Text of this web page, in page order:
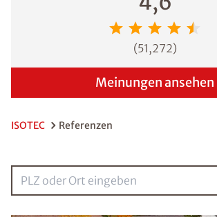
(51,272)
Meinungen ansehen
ISOTEC Referenzen
PLZ oder Ort eingebenPLZ oder Ort